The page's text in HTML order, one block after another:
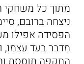
מתוך כל משחקי
ניצחה ברובם,
הפסידה אפילו
מדבר בעד עצמו,